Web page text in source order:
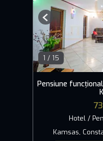
1 / 15
Previous
Pensiune
Hotel /
Kamsas,